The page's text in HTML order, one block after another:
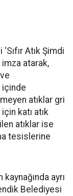
Atık Şimdi
imza atarak,
içinde
atıklar gri
katı atık
atıklar ise
tesislerine
ayrı
Belediyesi